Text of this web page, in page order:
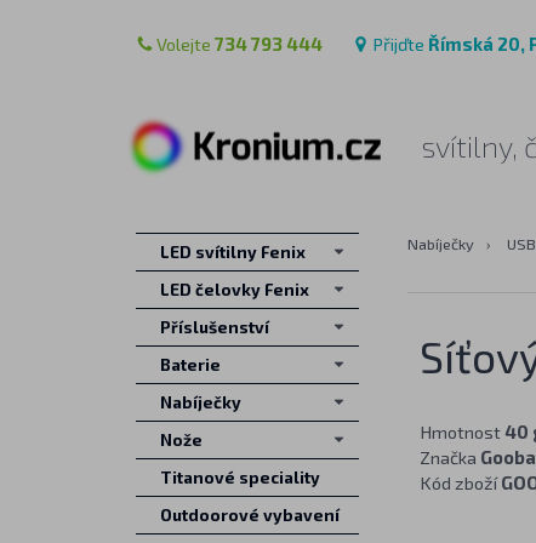
Volejte 734 793 444 Přijďte Římská 20,
svítilny,
Nabíječky ›
Hmotnost40
Značka
Kód zboží
LED svítilny Fenix
LED čelovky Fenix
Příslušenství
Baterie
Nabíječky
Nože
Titanové speciality
Outdoorové vybavení